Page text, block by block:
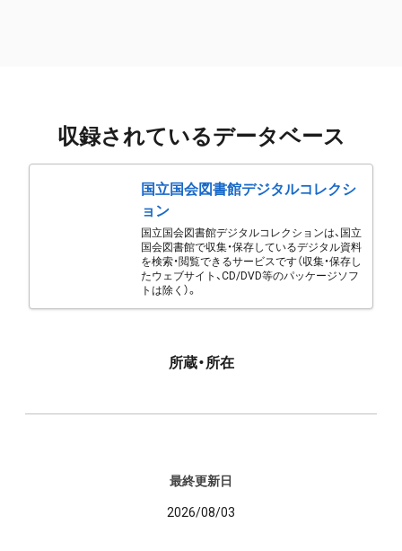
収録されているデータベース
国立国会図書館デジタルコレクシ
ョン
国立国会図書館デジタルコレクションは、国立
国会図書館で収集・保存しているデジタル資料
を検索・閲覧できるサービスです（収集・保存し
たウェブサイト、CD/DVD等のパッケージソフ
トは除く）。
所蔵・所在
最終更新日
2026/08/03